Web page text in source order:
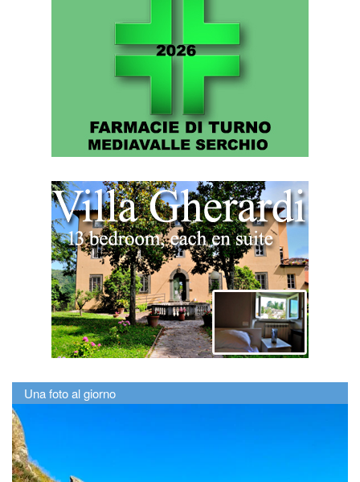
Una foto al giorno